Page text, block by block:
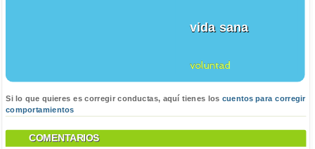
vida sana
voluntad
Si lo que quieres es corregir conductas, aquí tienes los cuentos para corregir
comportamientos
COMENTARIOS